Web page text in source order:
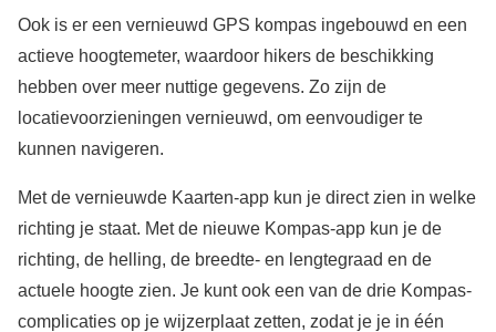
Ook is er een vernieuwd GPS kompas ingebouwd en een
actieve hoogtemeter, waardoor hikers de beschikking
hebben over meer nuttige gegevens. Zo zijn de
locatievoorzieningen vernieuwd‏, om eenvoudiger te
kunnen navigeren.
Met de vernieuwde Kaarten-app kun je direct zien in welke
richting je staat. Met de nieuwe Kompas-app kun je de
richting, de helling, de breedte- en lengtegraad en de
actuele hoogte zien. Je kunt ook een van de drie Kompas-
complicaties op je wijzerplaat zetten, zodat je je in één